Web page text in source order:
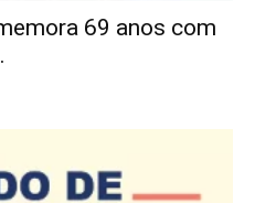
69 anos com